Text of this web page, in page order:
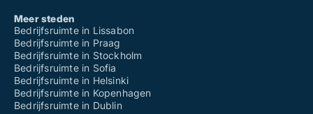
Meer steden
Bedrijfsruimte in Lissabon
Bedrijfsruimte in Praag
Bedrijfsruimte in Stockholm
Bedrijfsruimte in Sofia
Bedrijfsruimte in Helsinki
Bedrijfsruimte in Kopenhagen
Bedrijfsruimte in Dublin